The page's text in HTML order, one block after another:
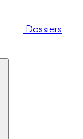
Dossiers